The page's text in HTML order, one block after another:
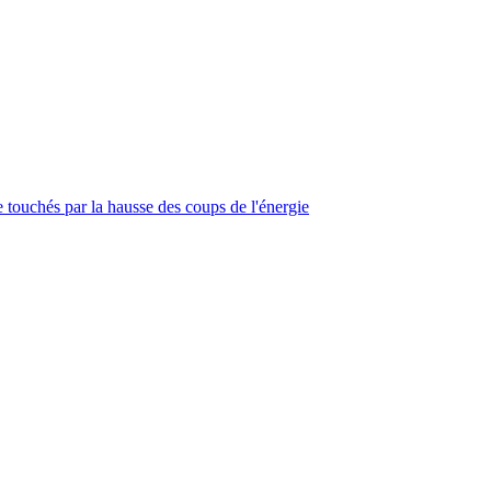
par la hausse des coups de l'énergie